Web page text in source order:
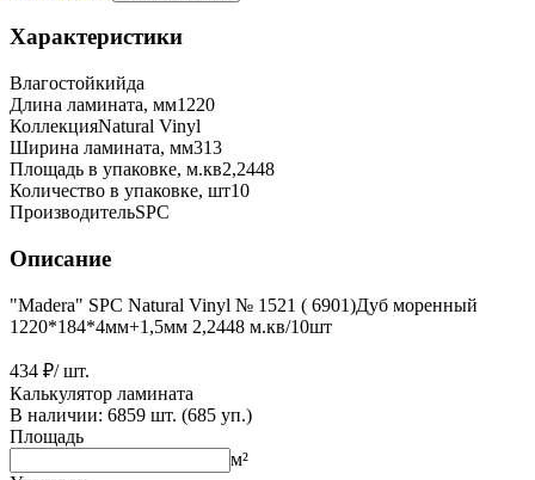
Характеристики
Влагостойкийда
Длина ламината, мм1220
КоллекцияNatural Vinyl
Ширина ламината, мм313
Площадь в упаковке, м.кв2,2448
Количество в упаковке, шт10
ПроизводительSPC
Описание
"Madera" SPC Natural Vinyl № 1521 ( 6901)Дуб моренный
1220*184*4мм+1,5мм 2,2448 м.кв/10шт
434 ₽/ шт.
Калькулятор ламината
В наличии: 6859 шт. (685 уп.)
Площадь
м²